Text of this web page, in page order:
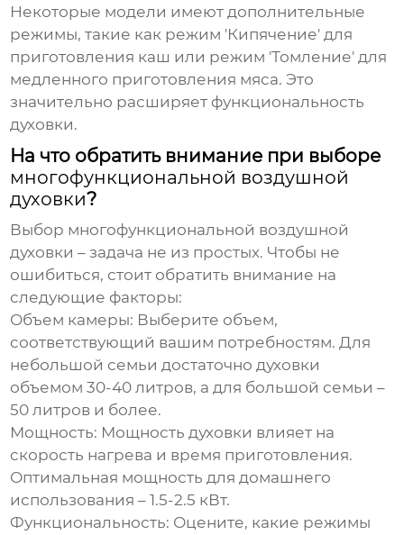
Некоторые модели имеют дополнительные
режимы, такие как режим 'Кипячение' для
приготовления каш или режим 'Томление' для
медленного приготовления мяса. Это
значительно расширяет функциональность
духовки.
На что обратить внимание при выборе
многофункциональной воздушной
духовки?
Выбор многофункциональной воздушной
духовки – задача не из простых. Чтобы не
ошибиться, стоит обратить внимание на
следующие факторы:
Объем камеры: Выберите объем,
соответствующий вашим потребностям. Для
небольшой семьи достаточно духовки
объемом 30-40 литров, а для большой семьи –
50 литров и более.
Мощность: Мощность духовки влияет на
скорость нагрева и время приготовления.
Оптимальная мощность для домашнего
использования – 1.5-2.5 кВт.
Функциональность: Оцените, какие режимы